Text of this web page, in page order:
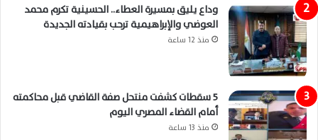
وداع يليق بمسيرة العطاء.. الحسينية تكرم محمد
العوضي والإبراهيمية ترحب بقيادته الجديدة
منذ 12 ساعة
5 سقطات كشفت منتحل صفة القاضي قبل محاكمته
أمام القضاء المصري اليوم
منذ 13 ساعة